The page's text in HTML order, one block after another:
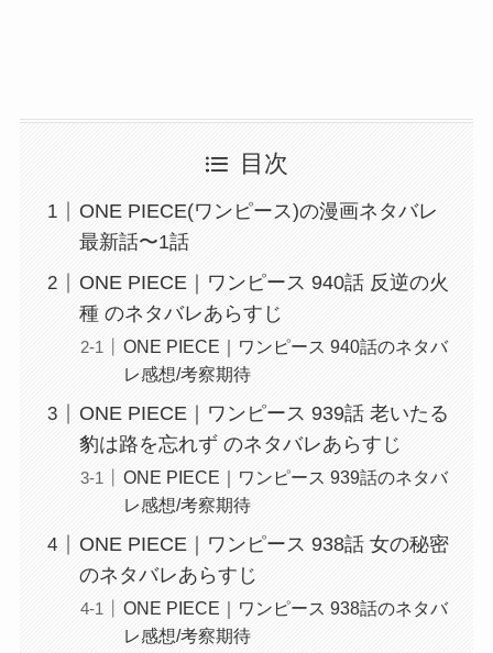
目次
ONE PIECE(ワンピース)の漫画ネタバレ
最新話〜1話
ONE PIECE｜ワンピース 940話 反逆の火
種 のネタバレあらすじ
ONE PIECE｜ワンピース 940話のネタバ
レ感想/考察期待
ONE PIECE｜ワンピース 939話 老いたる
豹は路を忘れず のネタバレあらすじ
ONE PIECE｜ワンピース 939話のネタバ
レ感想/考察期待
ONE PIECE｜ワンピース 938話 女の秘密
のネタバレあらすじ
ONE PIECE｜ワンピース 938話のネタバ
レ感想/考察期待